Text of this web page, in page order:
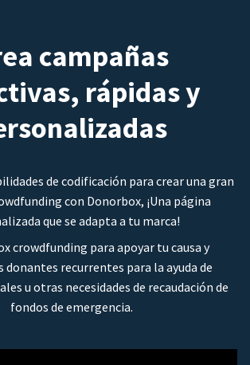
campañas
rápidas y
de codificación para crear una gran
con Donorbox, ¡Una página
que se adapta a tu marca!
crowdfunding para apoyar tu causa y
recurrentes para la ayuda de
u otras necesidades de recaudación de
fondos de emergencia.